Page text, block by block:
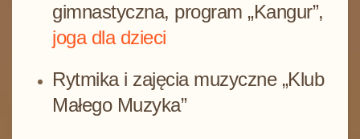
gimnastyczna, program „Kangur”,
joga dla dzieci
Rytmika i zajęcia muzyczne „Klub
Małego Muzyka”